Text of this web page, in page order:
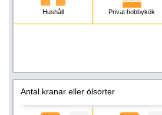
Hushåll Privat hobbykök
Antal kranar eller ölsorter